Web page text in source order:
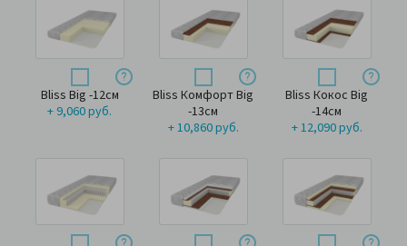
Bliss Big -12см
+ 9,060 руб.
Bliss Комфорт Big
-13см
+ 10,860 руб.
Bliss Кокос Big
-14см
+ 12,090 руб.